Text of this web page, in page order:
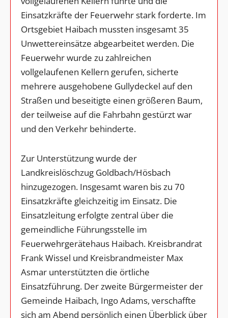
Einsatzkräfte der Feuerwehr stark forderte. Im
Ortsgebiet Haibach mussten insgesamt 35
Unwettereinsätze abgearbeitet werden. Die
Feuerwehr wurde zu zahlreichen
vollgelaufenen Kellern gerufen, sicherte
mehrere ausgehobene Gullydeckel auf den
Straßen und beseitigte einen größeren Baum,
der teilweise auf die Fahrbahn gestürzt war
und den Verkehr behinderte.
Zur Unterstützung wurde der
Landkreislöschzug Goldbach/Hösbach
hinzugezogen. Insgesamt waren bis zu 70
Einsatzkräfte gleichzeitig im Einsatz. Die
Einsatzleitung erfolgte zentral über die
gemeindliche Führungsstelle im
Feuerwehrgerätehaus Haibach. Kreisbrandrat
Frank Wissel und Kreisbrandmeister Max
Asmar unterstützten die örtliche
Einsatzführung. Der zweite Bürgermeister der
Gemeinde Haibach, Ingo Adams, verschaffte
sich am Abend persönlich einen Überblick über